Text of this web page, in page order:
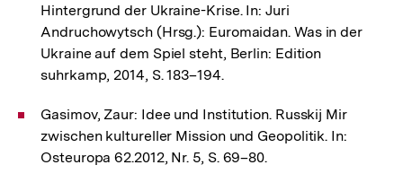
Hintergrund der Ukraine-Krise. In: Juri
Andruchowytsch (Hrsg.): Euromaidan. Was in der
Ukraine auf dem Spiel steht, Berlin: Edition
suhrkamp, 2014, S. 183–194.
Gasimov, Zaur: Idee und Institution. Russkij Mir
zwischen kultureller Mission und Geopolitik. In:
Osteuropa 62.2012, Nr. 5, S. 69–80.